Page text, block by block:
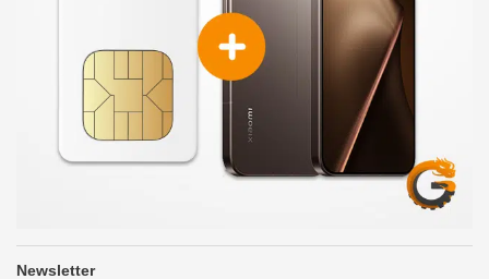
Newsletter